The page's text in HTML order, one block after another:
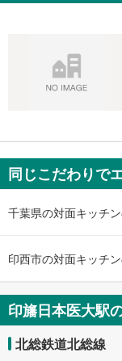
同じこだわりで
千葉県の対面キッチ
印西市の対面キッチ
印旛日本医大駅
北総鉄道北総線